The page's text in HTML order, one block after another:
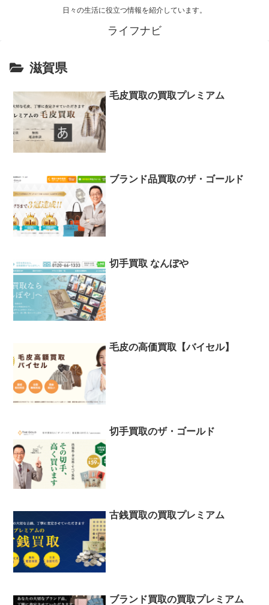
日々の生活に役立つ情報を紹介しています。
ライフナビ
滋賀県
毛皮買取の買取プレミアム
ブランド品買取のザ・ゴールド
切手買取 なんぼや
毛皮の高価買取【バイセル】
切手買取のザ・ゴールド
古銭買取の買取プレミアム
ブランド買取の買取プレミアム